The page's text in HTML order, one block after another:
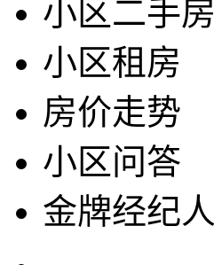
小区二手房
小区租房
房价走势
小区问答
金牌经纪人